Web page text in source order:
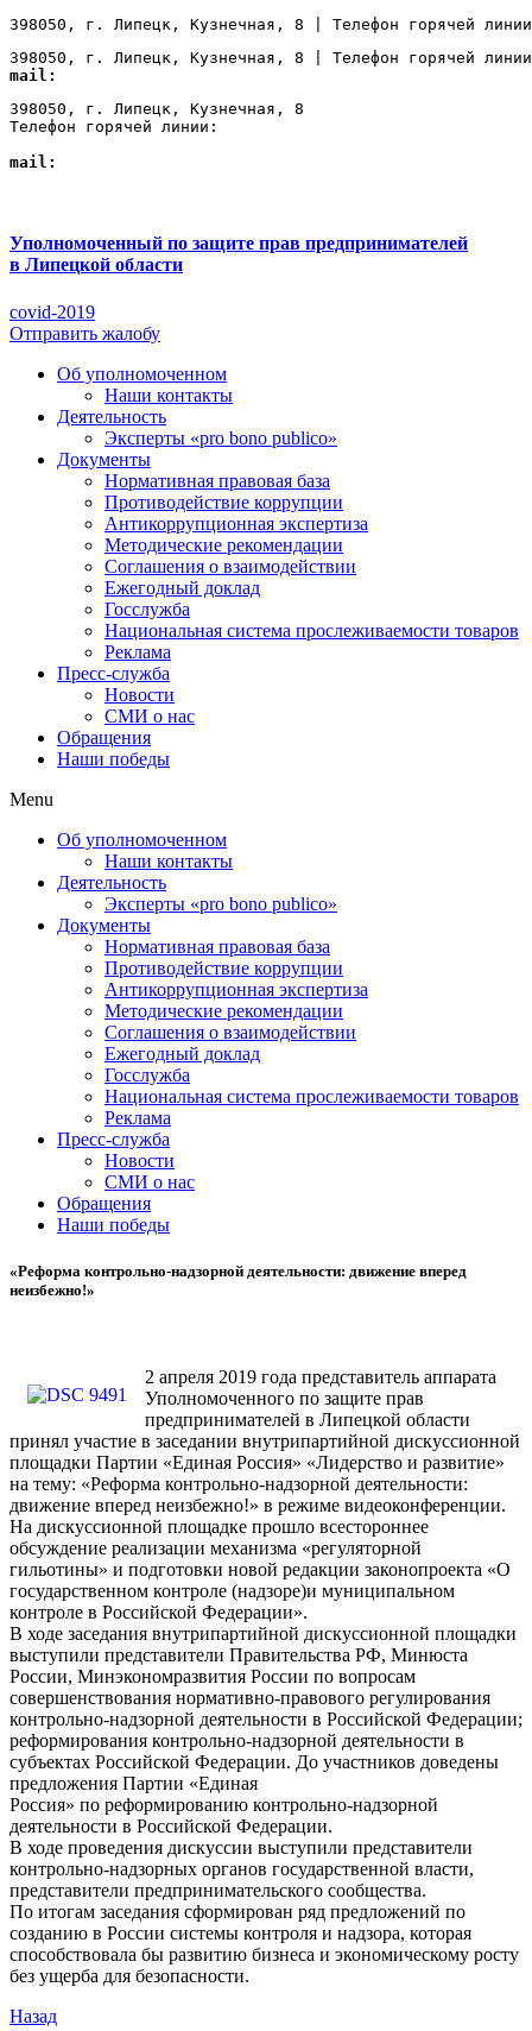
398050, г. Липецк, Кузнечная, 8 | Телефон горячей
398050, г. Липецк, Кузнечная, 8 | Телефон горячей
mail:
398050, г. Липецк, Кузнечная, 8
Телефон горячей линии:
mail:
Уполномоченный по защите прав предпринимателей
в Липецкой области
covid-2019
Отправить жалобу
Об уполномоченном
Наши контакты
Деятельность
Эксперты «pro bono publico»
Документы
Нормативная правовая база
Противодействие коррупции
Антикоррупционная экспертиза
Методические рекомендации
Соглашения о взаимодействии
Ежегодный доклад
Госслужба
Национальная система прослеживаемости товаров
Реклама
Пресс-служба
Новости
СМИ о нас
Обращения
Наши победы
Menu
Об уполномоченном
Наши контакты
Деятельность
Эксперты «pro bono publico»
Документы
Нормативная правовая база
Противодействие коррупции
Антикоррупционная экспертиза
Методические рекомендации
Соглашения о взаимодействии
Ежегодный доклад
Госслужба
Национальная система прослеживаемости товаров
Реклама
Пресс-служба
Новости
СМИ о нас
Обращения
Наши победы
«Реформа контрольно-надзорной деятельности: движение вперед
неизбежно!»
2 апреля 2019 года представитель аппарата
Уполномоченного по защите прав
предпринимателей в Липецкой области
принял участие в заседании внутрипартийной дискуссионной
площадки Партии «Единая Россия» «Лидерство и развитие»
на тему: «Реформа контрольно-надзорной деятельности:
движение вперед неизбежно!» в режиме видеоконференции.
На дискуссионной площадке прошло всестороннее
обсуждение реализации механизма «регуляторной
гильотины» и подготовки новой редакции законопроекта «О
государственном контроле (надзоре)и муниципальном
контроле в Российской Федерации».
В ходе заседания внутрипартийной дискуссионной площадки
выступили представители Правительства РФ, Минюста
России, Минэкономразвития России по вопросам
совершенствования нормативно-правового регулирования
контрольно-надзорной деятельности в Российской Федерации;
реформирования контрольно-надзорной деятельности в
субъектах Российской Федерации. До участников доведены
предложения Партии «Единая
Россия» по реформированию контрольно-надзорной
деятельности в Российской Федерации.
В ходе проведения дискуссии выступили представители
контрольно-надзорных органов государственной власти,
представители предпринимательского сообщества.
По итогам заседания сформирован ряд предложений по
созданию в России системы контроля и надзора, которая
способствовала бы развитию бизнеса и экономическому росту
без ущерба для безопасности.
Назад